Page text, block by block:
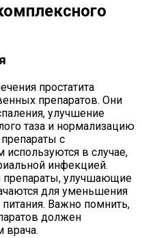
простатита
препаратов. Они
улучшение
таза и нормализацию
с
в случае,
инфекцией.
препараты, улучшающие
для уменьшения
Важно помнить,
должен
врача.